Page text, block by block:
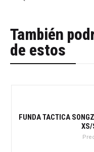
También
de estos
FUNDA TACTICA
XS/